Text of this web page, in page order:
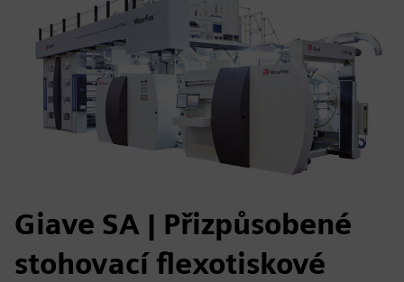
Giave SA | Přizpůsobené
stohovací flexotiskové